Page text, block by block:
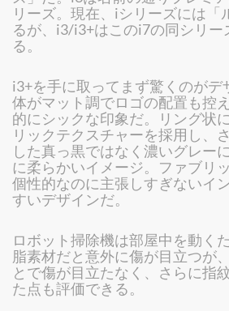
リーズ。現在、iシリーズには「
るが、i3/i3+はこのi7の同シリー
る。
i3+を手に取ってまず驚くのがデ
体がマット調でロゴの配置も控
的にシックな印象だ。リング状
リックテクスチャーを採用し、
した真っ黒ではなく濃いグレー
に柔らかいイメージ。ファブリ
個性的なのに主張しすぎないイ
すいデザインだ。
ロボット掃除機は部屋中を動く
脂素材だと意外に傷が目立つが
とで傷が目立たなく、さらに指
た点も評価できる。